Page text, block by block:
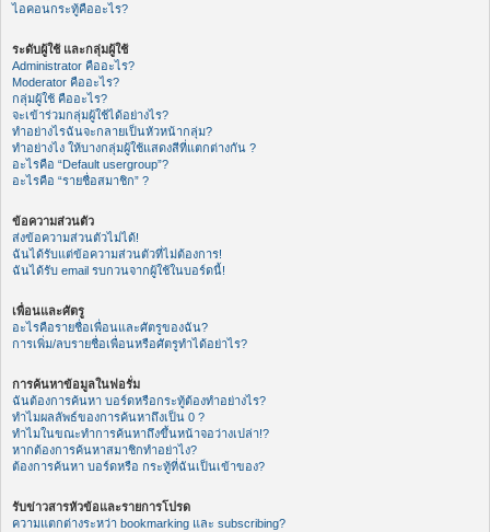
ไอคอนกระทู้คืออะไร?
ระดับผู้ใช้ และกลุ่มผู้ใช้
Administrator คืออะไร?
Moderator คืออะไร?
กลุ่มผู้ใช้ คืออะไร?
จะเข้าร่วมกลุ่มผู้ใช้ได้อย่างไร?
ทำอย่างไรฉันจะกลายเป็นหัวหน้ากลุ่ม?
ทำอย่างไง ให้บางกลุ่มผู้ใช้แสดงสีที่แตกต่างกัน ?
อะไรคือ “Default usergroup”?
อะไรคือ “รายชื่อสมาชิก” ?
ข้อความส่วนตัว
ส่งข้อความส่วนตัวไม่ได้!
ฉันได้รับแต่ข้อความส่วนตัวที่ไม่ต้องการ!
ฉันได้รับ email รบกวนจากผู้ใช้ในบอร์ดนี้!
เพื่อนและศัตรู
อะไรคือรายชื่อเพื่อนและศัตรูของฉัน?
การเพิ่ม/ลบรายชื่อเพื่อนหรือศัตรูทำได้อย่าไร?
การค้นหาข้อมูลในฟอรั่ม
ฉันต้องการค้นหา บอร์ดหรือกระทู้ต้องทำอย่างไร?
ทำไมผลลัพธ์ของการค้นหาถึงเป็น 0 ?
ทำไมในขณะทำการค้นหาถึงขึ้นหน้าจอว่างเปล่า!?
หากต้องการค้นหาสมาชิกทำอย่าไง?
ต้องการค้นหา บอร์ดหรือ กระทู้ที่ฉันเป็นเข้าของ?
รับข่าวสารหัวข้อและรายการโปรด
ความแตกต่างระหว่า bookmarking และ subscribing?